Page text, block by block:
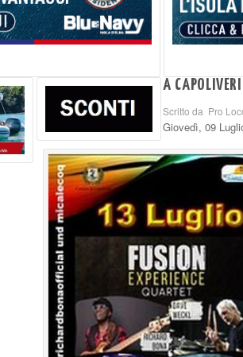
A
Scritto da Pro
Giovedì, 09